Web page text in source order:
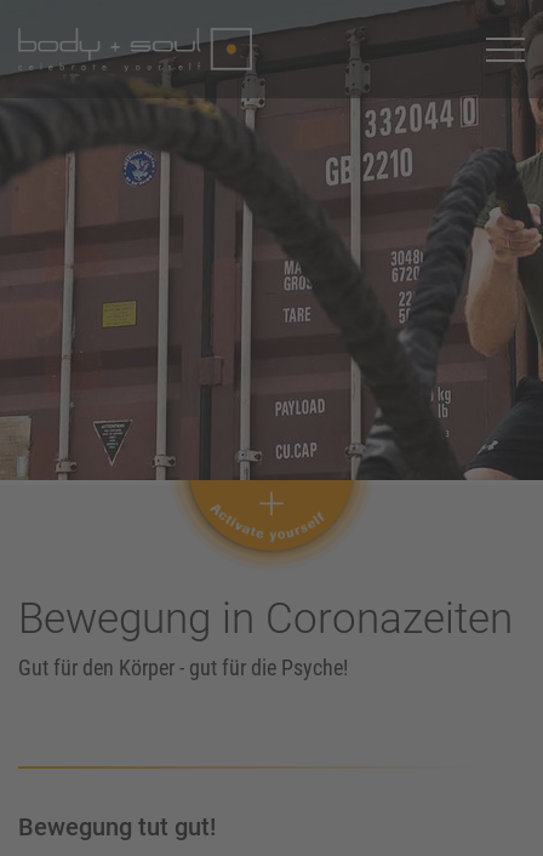
Bewegung in Coronazeiten
Gut für den Körper - gut für die Psyche!
Bewegung tut gut!